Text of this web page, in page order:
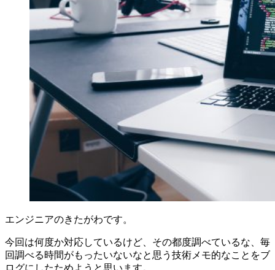
エンジニアのきたがわです。
今回は何度か対応しているけど、その都度調べているな、毎
回調べる時間がもったいないなと思う技術メモ的なことをブ
ログにしたためようと思います。